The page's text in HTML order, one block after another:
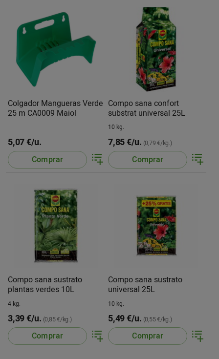
Colgador Mangueras Verde
25 m CA0009 Maiol
5,07 €/u.
Comprar
Compo sana confort
substrat universal 25L
10 kg.
7,85 €/u. (0,79 €/kg.)
Comprar
Compo sana sustrato
plantas verdes 10L
4 kg.
3,39 €/u. (0,85 €/kg.)
Comprar
Compo sana sustrato
universal 25L
10 kg.
5,49 €/u. (0,55 €/kg.)
Comprar